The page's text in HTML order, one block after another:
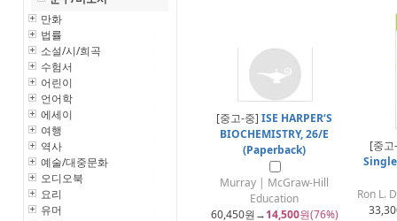
만화
법률
소설/시/희곡
수험서
어린이
언어학
에세이
여행
역사
예술/대중문화
오디오북
요리
유머
[중고-중]ISE HARPER‘S
BIOCHEMISTRY, 26/E
(Paperback)
Murray | McGraw-Hill
Education
60,450원→14,500원(76%)
[중
Ron L.